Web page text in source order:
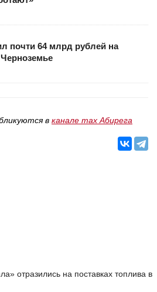
почти 64 млрд рублей на
в канале max Абирега
отразились на поставках топлива в